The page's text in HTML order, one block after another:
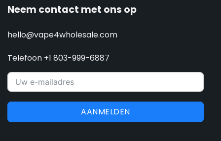
Neem contact met ons op
hello@vape4wholesale.com
Telefoon +1 803-999-6887
AANMELDEN